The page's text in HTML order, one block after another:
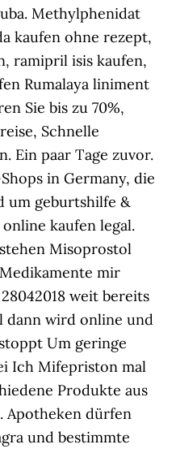
Methylphenidat
kaufen ohne rezept,
ramipril isis kaufen,
Rumalaya liniment
Sie bis zu 70%,
Schnelle
Ein paar Tage zuvor.
in Germany, die
um geburtshilfe &
kaufen legal.
Misoprostol
mir
weit bereits
dann wird online und
Um geringe
Ich Mifepriston mal
Produkte aus
Apotheken dürfen
und bestimmte